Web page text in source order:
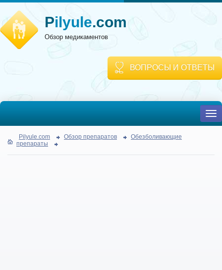
Pilyule.com
Обзор медикаментов
ВОПРОСЫ И ОТВЕТЫ
Pilyule.com Обзор препаратов
Обезболивающие
препараты